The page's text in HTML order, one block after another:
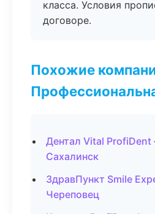
класса. Условия
договоре.
Похожие
Дентал Vital
Сахалинск
ЗдравПункт Smile
Череповец